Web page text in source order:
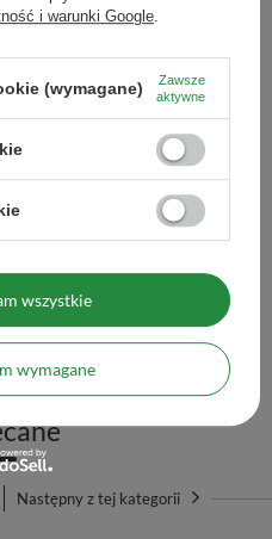
19,00 zł
(633,33 zł / kg)
Ilość produktów
Następny z tej kategorii
i warunki Google.
(wymagane)
Zawsze
aktywne
wymagane
wszystkie